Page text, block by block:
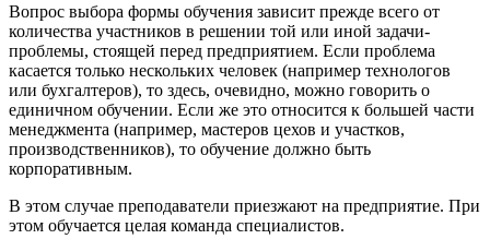
Вопрос выбора формы обучения зависит прежде всего от
количества участников в решении той или иной задачи-
проблемы, стоящей перед предприятием. Если проблема
касается только нескольких человек (например технологов
или бухгалтеров), то здесь, очевидно, можно говорить о
единичном обучении. Если же это относится к большей части
менеджмента (например, мастеров цехов и участков,
производственников), то обучение должно быть
корпоративным.
В этом случае преподаватели приезжают на предприятие. При
этом обучается целая команда специалистов.